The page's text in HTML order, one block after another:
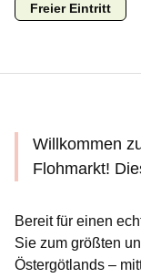
Freier Eintritt
Willkommen
Flohmarkt!
Bereit für einen
Sie zum größten
Östergötlands –